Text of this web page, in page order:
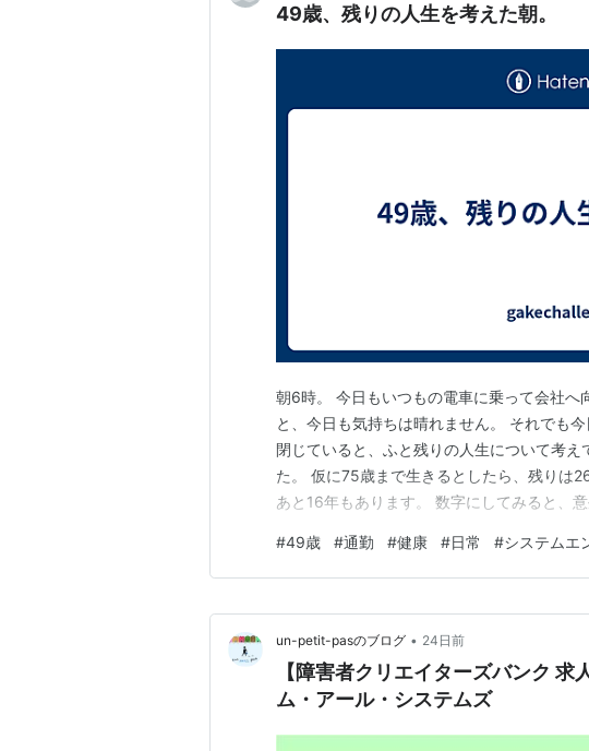
49歳、残りの人生を考えた朝。
朝6時。 今日もいつもの電車に乗って会社へ
と、今日も気持ちは晴れません。 それでも
閉じていると、ふと残りの人生について考
た。 仮に75歳まで生きるとしたら、残りは
あと16年もあります。 数字にしてみると、
とばかりではありません。 むしろ、「今日
ほうが多い気がします。 それでも、将来…
#49歳 #通勤 #健康 #日常 #システムエ
un-petit-pasのブログ • 24日前
【障害者クリエイターズバンク
ム・アール・システムズ